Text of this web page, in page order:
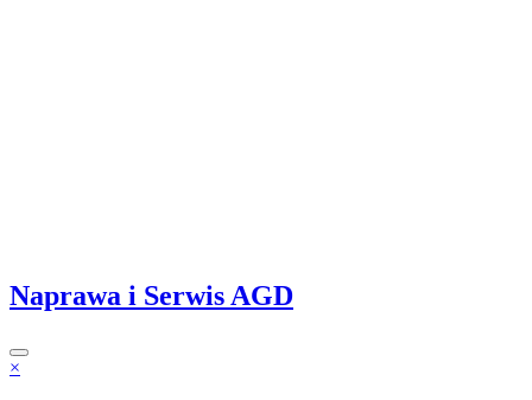
Naprawa i Serwis AGD
×